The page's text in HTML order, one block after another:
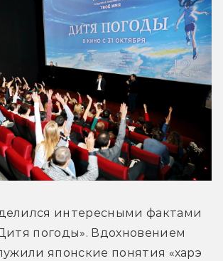
интересными фактами
погоды». Вдохновением
японские понятия «харэ